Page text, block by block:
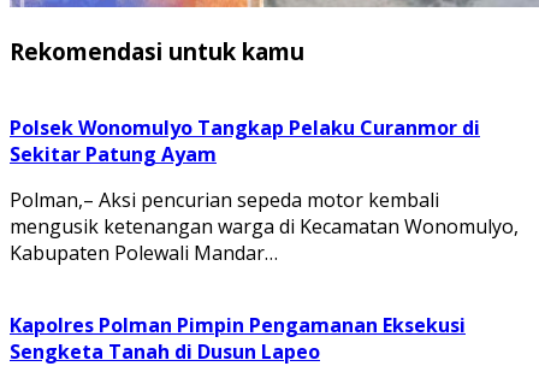
Rekomendasi untuk kamu
Polsek Wonomulyo Tangkap Pelaku Curanmor di
Sekitar Patung Ayam
Polman,– Aksi pencurian sepeda motor kembali
mengusik ketenangan warga di Kecamatan Wonomulyo,
Kabupaten Polewali Mandar…
Kapolres Polman Pimpin Pengamanan Eksekusi
Sengketa Tanah di Dusun Lapeo